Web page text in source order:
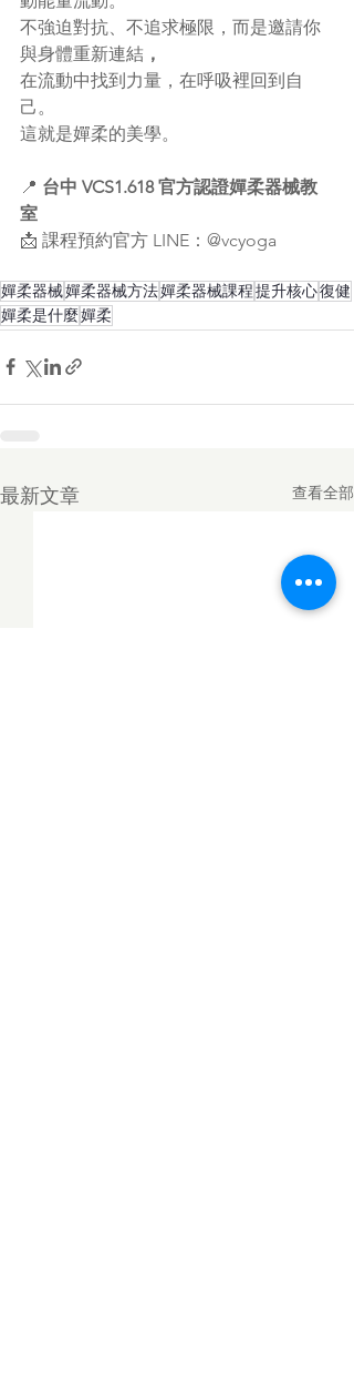
不強迫對抗、不追求極限，而是邀請你
與身體重新連結 ，
在流動中找到力量，在呼吸裡回到自
己。
這就是嬋柔的美學。
📍 台中 VCS1.618 官方認證嬋柔器械教
室
📩 課程預約官方 LINE：@vcyoga
嬋柔器械嬋柔器械方法嬋柔器械課程 提升核心復健
嬋柔是什麼嬋柔
最新文章 查看全部